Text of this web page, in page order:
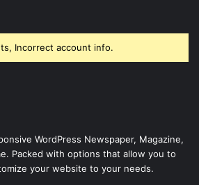
Incorrect account info.
WordPress Newspaper, Magazine,
Packed with options that allow you to
your website to your needs.